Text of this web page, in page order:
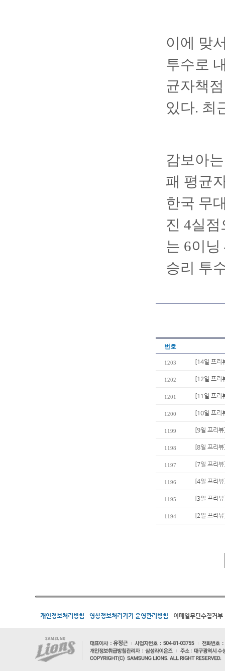
이에 맞
투수로
균자책
있다. 최
감보아
패 평균
한국 무
진 4실
는 6이
승리 투
번호
1203 [14일 프리
1202 [12일 프리
1201 [11일 프리
1200 [10일 프리
1199 [9일 프리
1198 [8일 프리
1197 [7일 프리
1196 [4일 프리
1195 [3일 프리
1194 [2일 프리
개인정보처리방침 영상정보처리기기 운영관리방침 이메일무단수집거부